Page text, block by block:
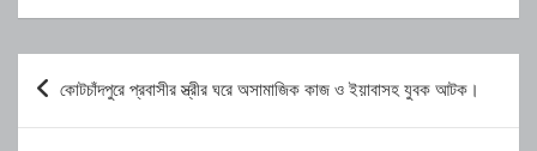
Post
navigation
কোটচাঁদপুরে প্রবাসীর স্ত্রীর ঘরে অসামাজিক কাজ ও ইয়াবাসহ যুবক আটক।